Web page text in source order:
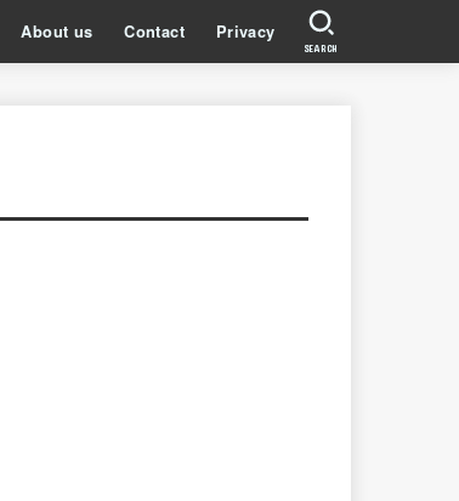
About us Contact Privacy
SEARCH